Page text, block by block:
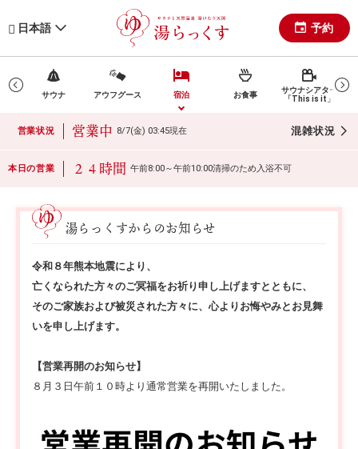
日本語 予約
へ サウナ アウフグース 宿泊 お食事
サウナシアター
「This is it」
営業状況 営業中 8/7(金) 03:45現在 混雑状況
本日の営業 ２４時間 午前8:00～午前10:00清掃のため入浴不可
湯らっくすからのお知らせ
令和８年熊本地震により、
亡くなられた方々のご冥福をお祈り申し上げますとともに、
そのご家族および被災された方々に、心よりお悔やみとお見舞
いを申し上げます。
【営業再開のお知らせ】
８月３日午前１０時より通常営業を再開いたしました。